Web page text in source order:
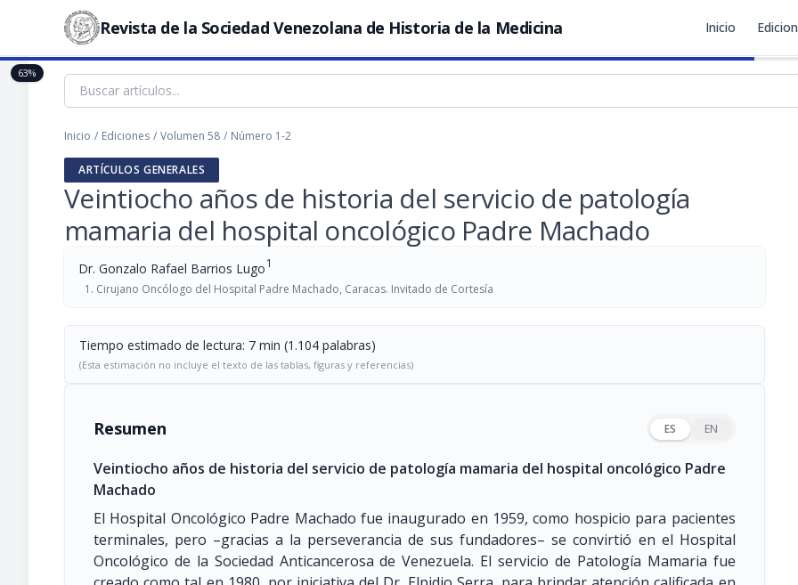
Revista de la Sociedad Venezolana de Historia de la Medicina Inicio
Inicio / Ediciones / Volumen 58 / Número 1-2
ARTÍCULOS GENERALES
Veintiocho años de historia del servicio de patología
mamaria del hospital oncológico Padre Machado
Dr. Gonzalo Rafael Barrios Lugo1
Cirujano Oncólogo del Hospital Padre Machado, Caracas. Invitado de Cortesía
Tiempo estimado de lectura: 7 min (1.104 palabras)
(Esta estimación no incluye el texto de las tablas, figuras y referencias)
Resumen ES EN
Veintiocho años de historia del servicio de patología mamaria del hospital oncológico Padre
Machado
El Hospital Oncológico Padre Machado fue inaugurado en 1959, como hospicio para pacientes
terminales, pero –gracias a la perseverancia de sus fundadores– se convirtió en el Hospital
Oncológico de la Sociedad Anticancerosa de Venezuela. El servicio de Patología Mamaria fue
63%